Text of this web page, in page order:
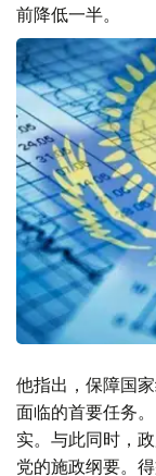
前降低一半。
他指出，保障国
面临的首要任务
实。与此同时，
党的施政纲要。